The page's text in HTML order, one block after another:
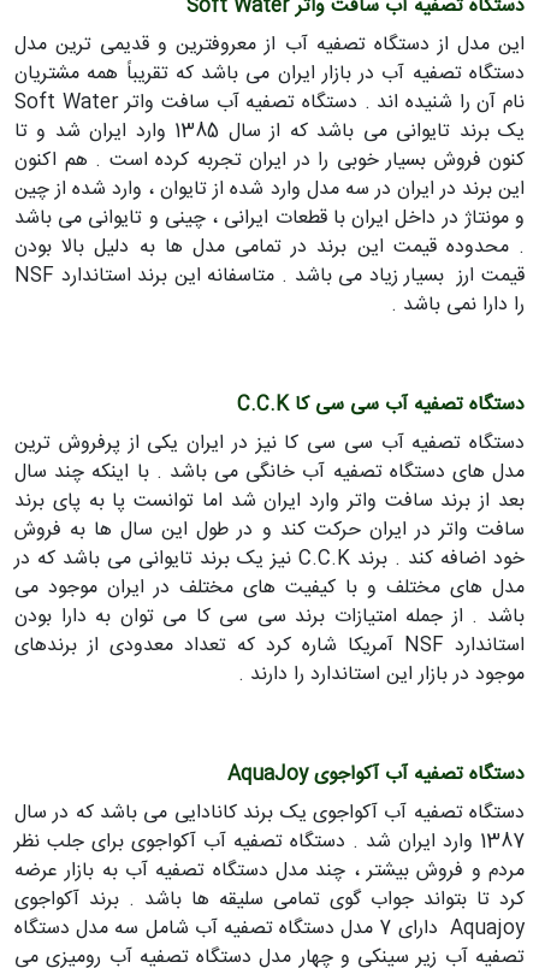
دستگاه تصفیه آب سافت واتر Soft Water
این مدل از دستگاه تصفیه آب از معروفترین و قدیمی ترین مدل
دستگاه تصفیه آب در بازار ایران می باشد که تقریباً همه مشتریان
نام آن را شنیده اند . دستگاه تصفیه آب سافت واتر Soft Water
یک برند تایوانی می باشد که از سال 1385 وارد ایران شد و تا
کنون فروش بسیار خوبی را در ایران تجربه کرده است . هم اکنون
این برند در ایران در سه مدل وارد شده از تایوان ، وارد شده از چین
و مونتاژ در داخل ایران با قطعات ایرانی ، چینی و تایوانی می باشد
. محدوده قیمت این برند در تمامی مدل ها به دلیل بالا بودن
قیمت ارز بسیار زیاد می باشد . متاسفانه این برند استاندارد NSF
را دارا نمی باشد .
دستگاه تصفیه آب سی سی کا C.C.K
دستگاه تصفیه آب سی سی کا نیز در ایران یکی از پرفروش ترین
مدل های دستگاه تصفیه آب خانگی می باشد . با اینکه چند سال
بعد از برند سافت واتر وارد ایران شد اما توانست پا به پای برند
سافت واتر در ایران حرکت کند و در طول این سال ها به فروش
خود اضافه کند . برند C.C.K نیز یک برند تایوانی می باشد که در
مدل های مختلف و با کیفیت های مختلف در ایران موجود می
باشد . از جمله امتیازات برند سی سی کا می توان به دارا بودن
استاندارد NSF آمریکا شاره کرد که تعداد معدودی از برندهای
موجود در بازار این استاندارد را دارند .
دستگاه تصفیه آب آکواجوی AquaJoy
دستگاه تصفیه آب آکواجوی یک برند کانادایی می باشد که در سال
1387 وارد ایران شد . دستگاه تصفیه آب آکواجوی برای جلب نظر
مردم و فروش بیشتر ، چند مدل دستگاه تصفیه آب به بازار عرضه
کرد تا بتواند جواب گوی تمامی سلیقه ها باشد . برند آکواجوی
Aquajoy دارای 7 مدل دستگاه تصفیه آب شامل سه مدل دستگاه
تصفیه آب زیر سینکی و چهار مدل دستگاه تصفیه آب رومیزی می